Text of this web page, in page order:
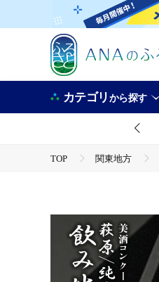
カテゴリから探す
TOP 関東地方